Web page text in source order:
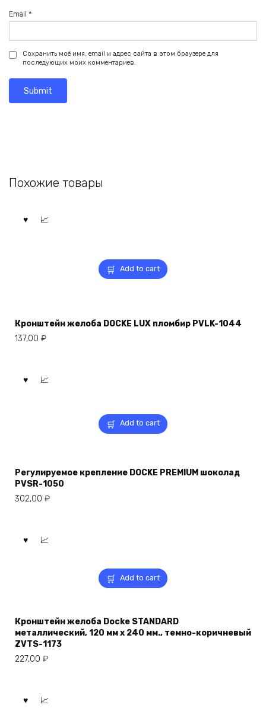
Email *
Сохранить моё имя, email и адрес сайта в этом браузере для
последующих моих комментариев.
Похожие товары
Add to cart
Кронштейн желоба DOCKE LUX пломбир PVLK-1044
137,00 ₽
Add to cart
Регулируемое крепление DOCKE PREMIUM шоколад
PVSR-1050
302,00 ₽
Add to cart
Кронштейн желоба Docke STANDARD
металлический, 120 мм х 240 мм., темно-коричневый
ZVTS-1173
227,00 ₽